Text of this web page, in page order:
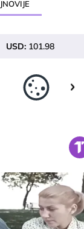
USD: 101.98